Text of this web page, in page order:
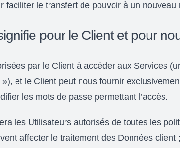
faciliter le transfert de pouvoir à un nouveau
pour le Client et pour
par le Client à accéder aux Services
»), et le Client peut nous fournir
les mots de passe permettant l’accès.
les Utilisateurs autorisés de toutes les
affecter le traitement des Données